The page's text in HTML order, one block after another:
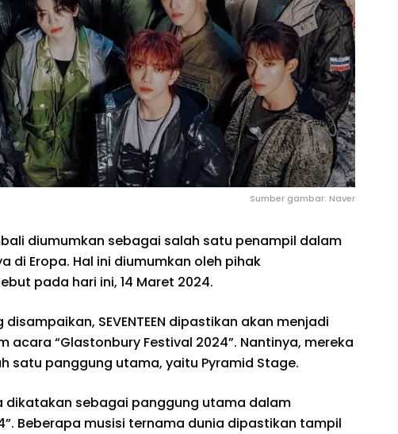
Sumber gambar: Naver
diumumkan sebagai salah satu penampil dalam
di Eropa. Hal ini diumumkan oleh pihak
pada hari ini, 14 Maret 2024.
SEVENTEEN dipastikan akan menjadi
acara “Glastonbury Festival 2024”. Nantinya, mereka
satu panggung utama, yaitu Pyramid Stage.
dikatakan sebagai panggung utama dalam
Beberapa musisi ternama dunia dipastikan tampil